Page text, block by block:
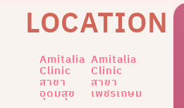
LOCATION
Amitalia
Clinic
สาขา
อุดมสุข
Amitalia
Clinic
สาขา
เพชรเกษม